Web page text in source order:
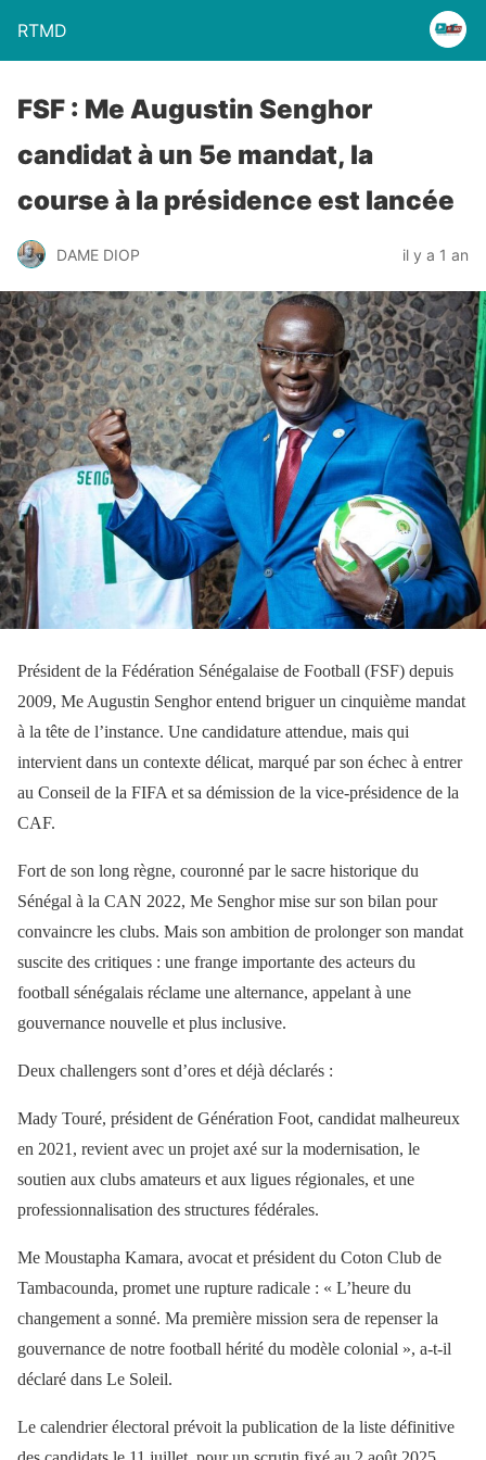
RTMD
FSF : Me Augustin Senghor
candidat à un 5e mandat, la
course à la présidence est lancée
DAME DIOP il y a 1 an
Président de la Fédération Sénégalaise de Football (FSF) depuis
2009, Me Augustin Senghor entend briguer un cinquième mandat
à la tête de l’instance. Une candidature attendue, mais qui
intervient dans un contexte délicat, marqué par son échec à entrer
au Conseil de la FIFA et sa démission de la vice-présidence de la
CAF.
Fort de son long règne, couronné par le sacre historique du
Sénégal à la CAN 2022, Me Senghor mise sur son bilan pour
convaincre les clubs. Mais son ambition de prolonger son mandat
suscite des critiques : une frange importante des acteurs du
football sénégalais réclame une alternance, appelant à une
gouvernance nouvelle et plus inclusive.
Deux challengers sont d’ores et déjà déclarés :
Mady Touré, président de Génération Foot, candidat malheureux
en 2021, revient avec un projet axé sur la modernisation, le
soutien aux clubs amateurs et aux ligues régionales, et une
professionnalisation des structures fédérales.
Me Moustapha Kamara, avocat et président du Coton Club de
Tambacounda, promet une rupture radicale : « L’heure du
changement a sonné. Ma première mission sera de repenser la
gouvernance de notre football hérité du modèle colonial », a-t-il
déclaré dans Le Soleil.
Le calendrier électoral prévoit la publication de la liste définitive